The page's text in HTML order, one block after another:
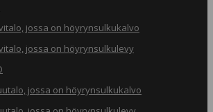
jossa on höyrynsulkukalvo
jossa on höyrynsulkulevy
jossa on höyrynsulkukalvo